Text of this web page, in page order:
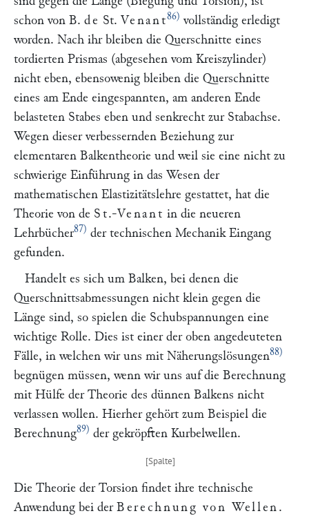
schon von B. de St.Venant86) vollständig erledigt
worden. Nach ihr bleiben die Querschnitte eines
tordierten Prismas (abgesehen vom Kreiszylinder)
nicht eben, ebensowenig bleiben die Querschnitte
eines am Ende eingespannten, am anderen Ende
belasteten Stabes eben und senkrecht zur Stabachse.
Wegen dieser verbessernden Beziehung zur
elementaren Balkentheorie und weil sie eine nicht zu
schwierige Einführung in das Wesen der
mathematischen Elastizitätslehre gestattet, hat die
Theorie von de St.-Venant in die neueren
Lehrbücher87) der technischen Mechanik Eingang
gefunden.
Handelt es sich um Balken, bei denen die
Querschnittsabmessungen nicht klein gegen die
Länge sind, so spielen die Schubspannungen eine
wichtige Rolle. Dies ist einer der oben angedeuteten
Fälle, in welchen wir uns mit Näherungslösungen88)
begnügen müssen, wenn wir uns auf die Berechnung
mit Hülfe der Theorie des dünnen Balkens nicht
verlassen wollen. Hierher gehört zum Beispiel die
Berechnung89) der gekröpften Kurbelwellen.
Die Theorie der Torsion findet ihre technische
Anwendung bei der Berechnung von Wellen .